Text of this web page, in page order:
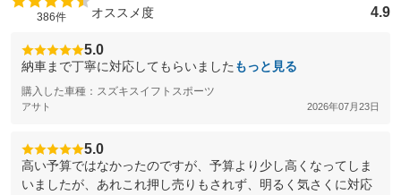
386件 オススメ度 4.9
5.0
納車まで丁寧に対応してもらいました もっと見る
購入した車種：スズキスイフトスポーツ
アサト 2026年07月23日
5.0
高い予算ではなかったのですが、予算より少し高くなってしま
いましたが、あれこれ押し売りもされず、明るく気さくに対応